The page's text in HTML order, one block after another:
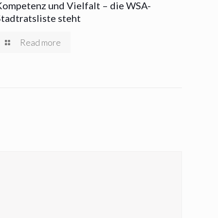
und Vielfalt – die WSA-
steht
Read more